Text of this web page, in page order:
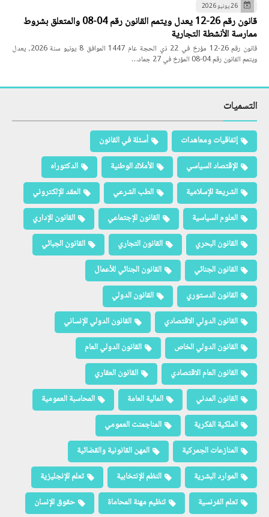
26 يونيو 2026
قانون رقم 26-12 يعدل ويتمم القانون رقم 04-08 والمتعلق بشروط
ممارسة الأنشطة التجارية
قانون رقم 26-12 مؤرخ في 22 ذي الحجة عام 1447 الموافق 8 يونيو سنة 2026، يعدل
ويتمم القانون رقم 04-08 المؤرخ في 27 جماد…
التسميات
إتفاقيات ومعاهدات
أسئلة في القانون
الإقتصاد السياسي
الأملاك الوطنية
الدكتوراه
الشريعة الإسلامية
الطب الشرعي
العقد الإلكتروني
العلوم السياسية
القانون الإجتماعي
القانون الإداري
القانون البحري
القانون التجاري
القانون الجبائي
القانون الجنائي
القانون الجنائي للأعمال
القانون الدستوري
القانون الدولي
القانون الدولي الاقتصادي
القانون الدولي الإنساني
القانون الدولي الخاص
القانون الدولي العام
القانون العام الاقتصادي
القانون العقاري
القانون المدني
المالية العامة
المحاسبة العمومية
الملكية الفكرية
المناجمنت العمومي
المنازعات الجمركية
المهن القانونية والقضائية
الموارد البشرية
النظم الإنتخابية
تعلم الإنجليزية
تعلم الفرنسية
تنظيم مهنة المحاماة حقوق الإنسان